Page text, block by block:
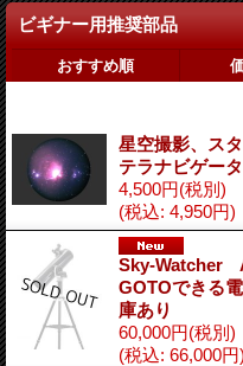
ビギナー用推奨部品
おすすめ順
星空撮影、ス
テラナビゲータ
4,500円(税別)
(税込: 4,950円)
Sky-Watcher
GOTOできる
庫あり
60,000円(税別)
(税込: 66,000円)